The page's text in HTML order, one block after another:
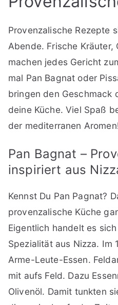
Provenzalische Rezepte
Abende. Frische Kräuter,
machen jedes Gericht
mal Pan Bagnat oder
bringen den Geschmack
deine Küche. Viel Spaß
der mediterranen
Pan Bagnat –
inspiriert aus
Kennst Du Pan Pagnat?
provenzalische Küche
Eigentlich handelt es
Spezialität aus Nizza. Im
Arme-Leute-Essen.
mit aufs Feld. Dazu
Olivenöl. Damit tunkten